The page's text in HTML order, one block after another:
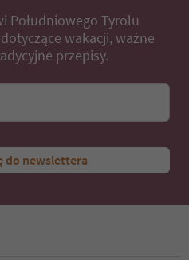
Południowego Tyrolu
wakacji, ważne
przepisy.
do newslettera